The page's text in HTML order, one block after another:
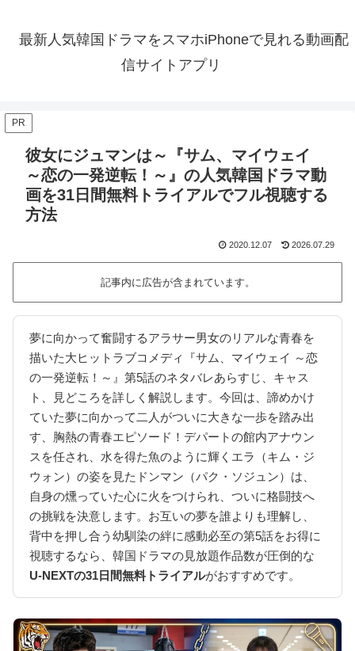
最新人気韓国ドラマをスマホiPhoneで見れる動画配
信サイトアプリ
PR
彼女にジュマンは～『サム、マイウェイ
～恋の一発逆転！～』の人気韓国ドラマ動
画を31日間無料トライアルでフル視聴する
方法
2020.12.07 2026.07.29
記事内に広告が含まれています。
夢に向かって奮闘するアラサー男女のリアルな青春を
描いた大ヒットラブコメディ『サム、マイウェイ ～恋
の一発逆転！～』第5話のネタバレあらすじ、キャス
ト、見どころを詳しく解説します。今回は、諦めかけ
ていた夢に向かって二人がついに大きな一歩を踏み出
す、胸熱の青春エピソード！デパートの館内アナウン
スを任され、水を得た魚のように輝くエラ（キム・ジ
ウォン）の姿を見たドンマン（パク・ソジュン）は、
自身の燻っていた心に火をつけられ、ついに格闘技へ
の挑戦を決意します。お互いの夢を誰よりも理解し、
背中を押し合う幼馴染の絆に感動必至の第5話をお得に
視聴するなら、韓国ドラマの見放題作品数が圧倒的な
U-NEXTの31日間無料トライアルがおすすめです。